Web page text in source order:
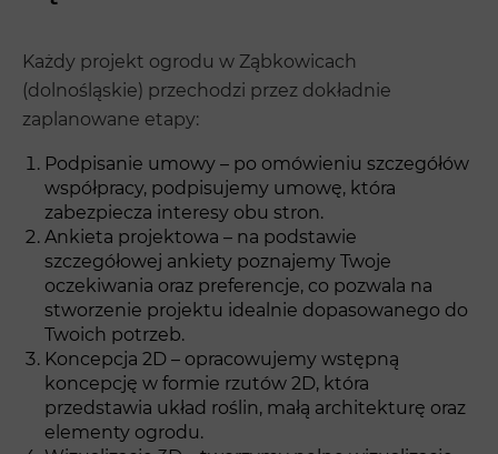
Każdy projekt ogrodu w Ząbkowicach
(dolnośląskie) przechodzi przez dokładnie
zaplanowane etapy:
Podpisanie umowy – po omówieniu szczegółów
współpracy, podpisujemy umowę, która
zabezpiecza interesy obu stron.
Ankieta projektowa – na podstawie
szczegółowej ankiety poznajemy Twoje
oczekiwania oraz preferencje, co pozwala na
stworzenie projektu idealnie dopasowanego do
Twoich potrzeb.
Koncepcja 2D – opracowujemy wstępną
koncepcję w formie rzutów 2D, która
przedstawia układ roślin, małą architekturę oraz
elementy ogrodu.